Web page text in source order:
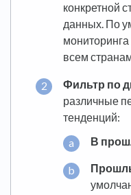
конкретной
данных. По
всем
Фильтр по
различные
тенденций:
В